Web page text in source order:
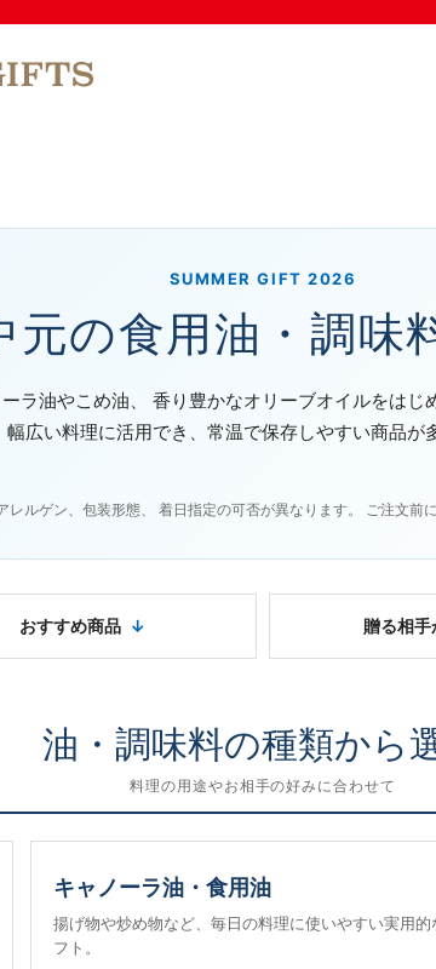
SUMMER GIFT 2026
元の食用油・調味
ラ油やこめ油、 香り豊かなオリーブオイルをはじ
広い料理に活用でき、常温で保存しやすい商品が
ルゲン、包装形態、 着日指定の可否が異なります。 ご注文前
おすすめ商品 贈る相
油・調味料の種類から
料理の用途やお相手の好みに合わせて
キャノーラ油・食用油
揚げ物や炒め物など、毎日の料理に使いやすい実用的
フト。